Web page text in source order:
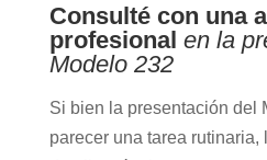
Consulté con una
profesional en la
Modelo 232
Si bien la presentación del
parecer una tarea